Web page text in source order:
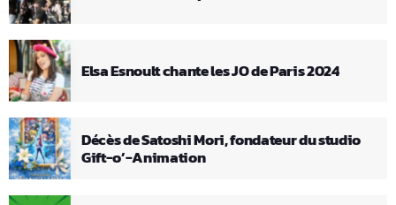
Elsa Esnoult chante les JO de Paris 2024
Décès de Satoshi Mori, fondateur du studio
Gift-o’-Animation